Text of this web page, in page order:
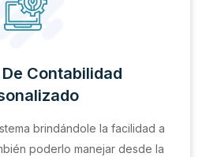
Contabilidad
brindándole la facilidad a
poderlo manejar desde la